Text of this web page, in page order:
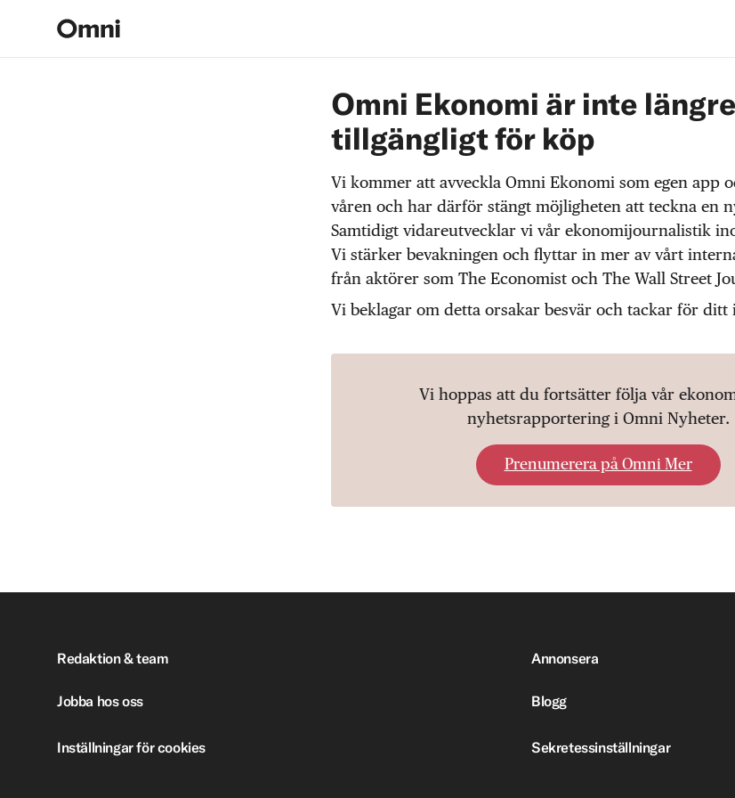
Omni Ekonomi är inte längre
tillgängligt för köp
Vi kommer att avveckla Omni Ekonomi som egen app
våren och har därför stängt möjligheten att teckna en
Samtidigt vidareutvecklar vi vår ekonomijournalistik
Vi stärker bevakningen och flyttar in mer av vårt
från aktörer som The Economist och The Wall Street
Vi beklagar om detta orsakar besvär och tackar för ditt
Vi hoppas att du fortsätter följa vår
nyhetsrapportering i Omni Nyheter.
Prenumerera på Omni Mer
Redaktion & team Annonsera
Jobba hos oss Blogg
Inställningar för cookies Sekretessinställningar